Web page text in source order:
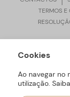
TERMOS E
ARBORETTO ©
Cookies
Ao navegar no
utilização.